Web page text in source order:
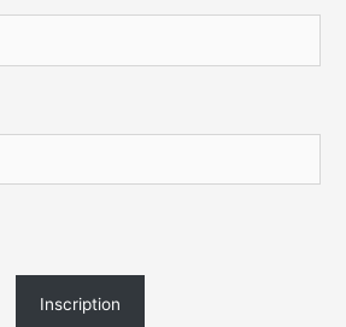
Inscription